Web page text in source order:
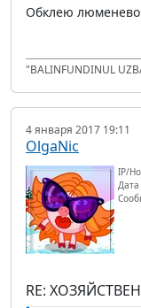
Обклею
"BALINFUNDINUL
4 января 2017 19:11
OlgaNic
IP/
Дата
RE: